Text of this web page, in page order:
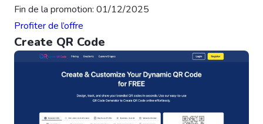
Fin de la promotion: 01/12/2025
Profiter de l’offre
Create QR Code